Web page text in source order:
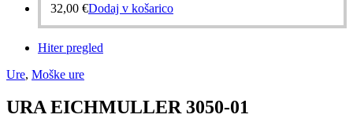
32,00 €Dodaj v košarico
Hiter pregled
Ure, Moške ure
URA EICHMULLER 3050-01